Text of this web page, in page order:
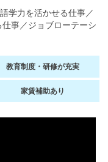
就活チャンネル
動画で対策講座をチェック
不明点があればこちら
語学力を活かせる仕事／
仕事／ジョブローテーシ
教育制度・研修が充実
家賃補助あり